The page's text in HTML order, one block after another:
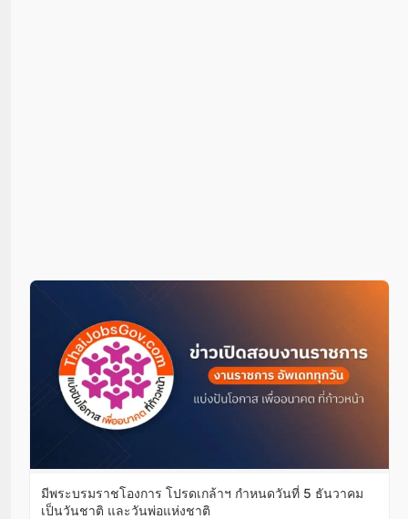
มีพระบรมราชโองการ โปรดเกล้าฯ กำหนดวันที่ 5 ธันวาคม
เป็นวันชาติ และวันพ่อแห่งชาติ